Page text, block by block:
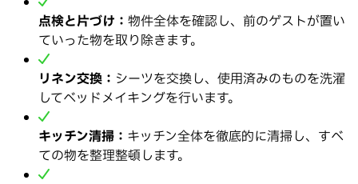
点検と片づけ： 物件全体を確認し、前のゲストが置い
ていった物を取り除きます。
リネン交換： シーツを交換し、使用済みのものを洗濯
してベッドメイキングを行います。
キッチン清掃： キッチン全体を徹底的に清掃し、すべ
ての物を整理整頓します。